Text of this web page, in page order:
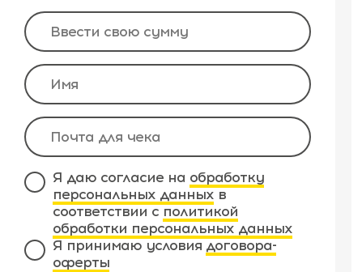
Я даю согласие на обработку
персональных данных в
соответствии с политикой
обработки персональных данных
Я принимаю условия договора-
оферты